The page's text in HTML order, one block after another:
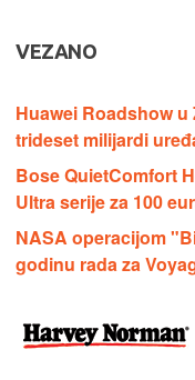
VEZANO
Huawei Roadshow
trideset milijardi
Bose QuietComfort
Ultra serije za 100
NASA operacijom
godinu rada za